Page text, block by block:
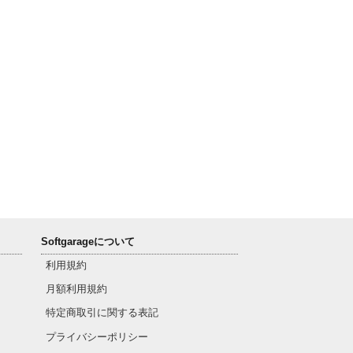
Softgarageについて
利用規約
月額利用規約
特定商取引に関する表記
プライバシーポリシー